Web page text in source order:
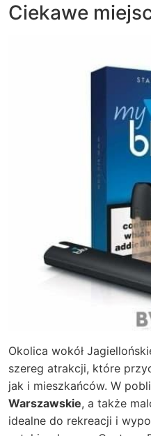
Ciekawe
Okolica wokół
szereg atrakcji, które
jak i mieszkańców. W
Warszawskie, a także
idealne do rekreacji i